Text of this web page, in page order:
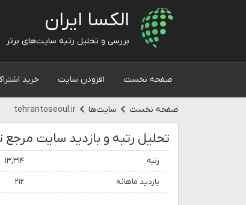
الکسا ایران
بررسی و تحلیل رتبه سایت‌های برتر
صفحه نخست افزودن سایت خرید
صفحه نخست سایت‌ها tehrantoseoul.ir
رتبه ۱۳,۳۱۴
بازدید ماهانه ۲۱۲